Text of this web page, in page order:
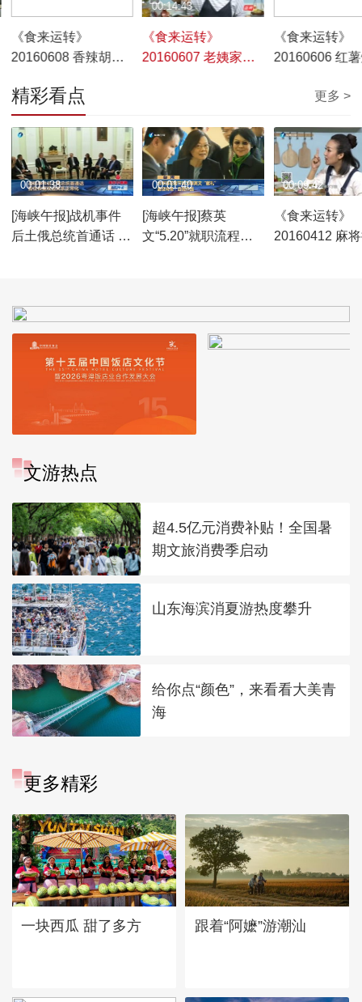
《食来运转》
20160608 香辣胡豆
《食来运转》
20160607 老姨家的
00:14:43
《食来运转》
20160606 红
精彩看点 更多 >
[海峡午报]战机事件
后土俄总统首通话 旨
00:01:38
[海峡午报]蔡英
文“5.20”就职流程公
00:01:40
《食来运转》
20160412 麻
00:09:42
文游热点
超4.5亿元消费补贴！全国暑
期文旅消费季启动
山东海滨消夏游热度攀升
给你点“颜色”，来看看大美青
海
更多精彩
一块西瓜 甜了多方 跟着“阿嬷”游潮汕